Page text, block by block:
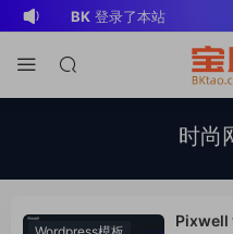
BK 登录了本站
登录了本站
下载了资源
Pro v4.5.0 / v4.2.0
件
下载了资源
v4.1.2/v4.1.1/v4.0.4 /
/v3.32.1/ v3.31.0 /
o*******下载了资源
v4.1.2/v4.1.1/v4.0.4 /
o*******购买了资源
时尚
Pixwell